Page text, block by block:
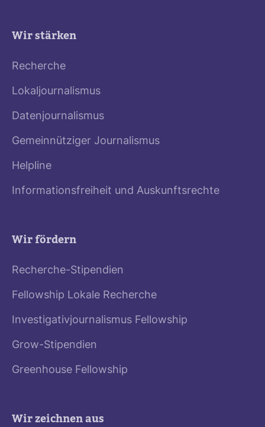
Wir stärken
Recherche
Lokaljournalismus
Datenjournalismus
Gemeinnütziger Journalismus
Helpline
Informationsfreiheit und Auskunftsrechte
Wir fördern
Recherche-Stipendien
Fellowship Lokale Recherche
Investigativjournalismus Fellowship
Grow-Stipendien
Greenhouse Fellowship
Wir zeichnen aus